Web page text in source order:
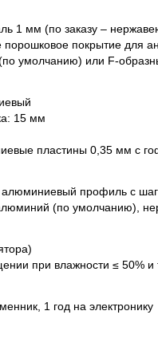
1 мм (по заказу –
покрытие для
умолчанию) или F-
15 мм
пластины 0,35 мм с
алюминиевый профиль с
(по умолчанию),
при влажности ≤ 50% и
1 год на электронику